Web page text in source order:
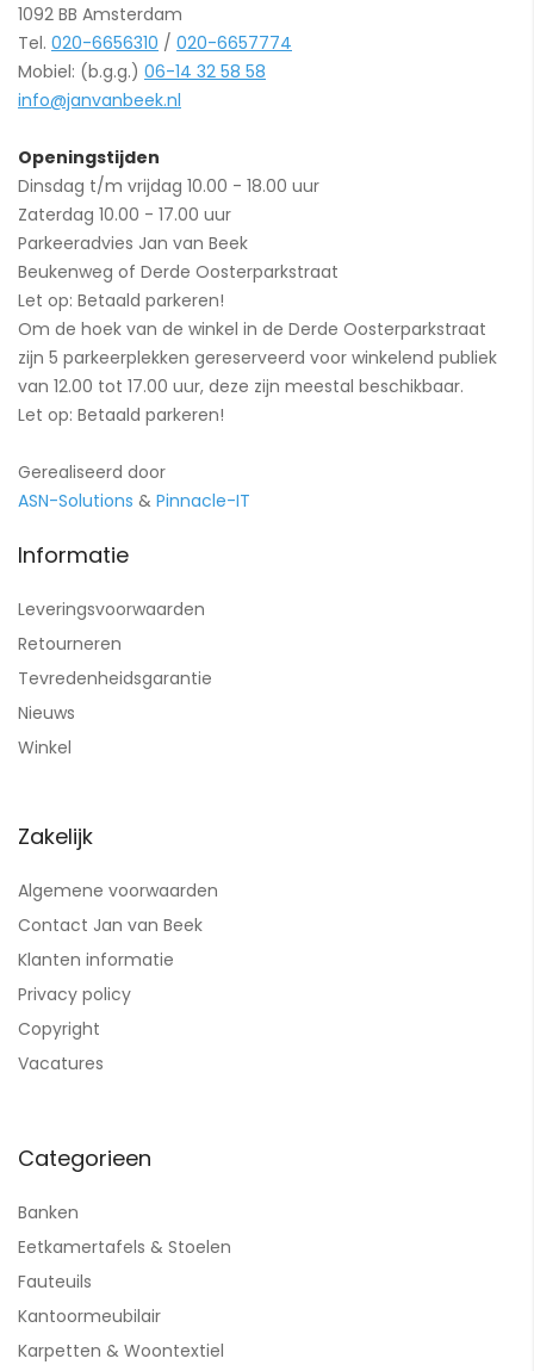
1092 BB Amsterdam
Tel. 020-6656310 / 020-6657774
Mobiel: (b.g.g.) 06-14 32 58 58
info@janvanbeek.nl
Openingstijden
Dinsdag t/m vrijdag 10.00 - 18.00 uur
Zaterdag 10.00 - 17.00 uur
Parkeeradvies Jan van Beek
Beukenweg of Derde Oosterparkstraat
Let op: Betaald parkeren!
Om de hoek van de winkel in de Derde Oosterparkstraat
zijn 5 parkeerplekken gereserveerd voor winkelend publiek
van 12.00 tot 17.00 uur, deze zijn meestal beschikbaar.
Let op: Betaald parkeren!
Gerealiseerd door
ASN-Solutions & Pinnacle-IT
Informatie
Leveringsvoorwaarden
Retourneren
Tevredenheidsgarantie
Nieuws
Winkel
Zakelijk
Algemene voorwaarden
Contact Jan van Beek
Klanten informatie
Privacy policy
Copyright
Vacatures
Categorieen
Banken
Eetkamertafels & Stoelen
Fauteuils
Kantoormeubilair
Karpetten & Woontextiel